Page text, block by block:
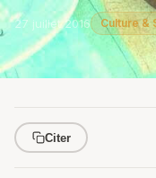
27 juillet 2016 Culture &
Citer